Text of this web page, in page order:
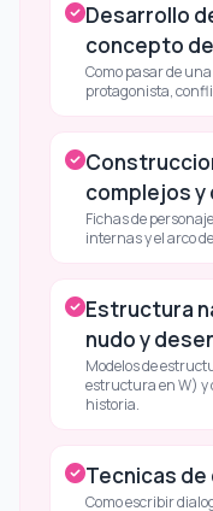
Desarrollo
concepto
Como pasar de
protagonista,
complejos y
Fichas de
internas y el arco
Estructura
nudo y
Modelos de
estructura en W) y
historia.
Tecnicas de
Como escribir